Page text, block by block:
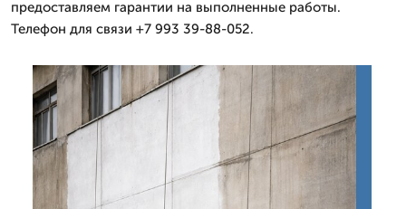
предоставляем гарантии на выполненные работы.
Телефон для связи +7 993 39-88-052.